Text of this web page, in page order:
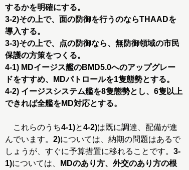
するかを明確にする。
3-2)その上で、面の防御を行うのならTHAADを
導入する。
3-3)その上で、点の防御なら、無防御領域の市民
保護の方策をつくる。
4-1) MDイージス艦のBMD5.0へのアップグレー
ドをすすめ、MDパトロールを1隻態勢とする。
4-2) イージスシステム艦を8隻態勢とし、6隻以上
できれば全艦をMD対応とする。
これらのうち4-1)と4-2)は既に調達、配備が進
んでいます。 2)については、納期の問題はあるで
しょうが、すぐに予算措置に移れることです。 3-
1)については、
MDのあり方、外交のあり方の根